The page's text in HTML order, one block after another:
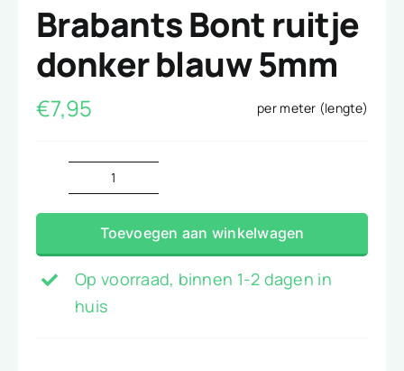
Brabants Bont ruitje
donker blauw 5mm
€7,95 per meter (lengte)
Brabants
Bont
ruitje
donker
blauw
Toevoegen aan winkelwagen
Op voorraad, binnen 1-2 dagen in
huis